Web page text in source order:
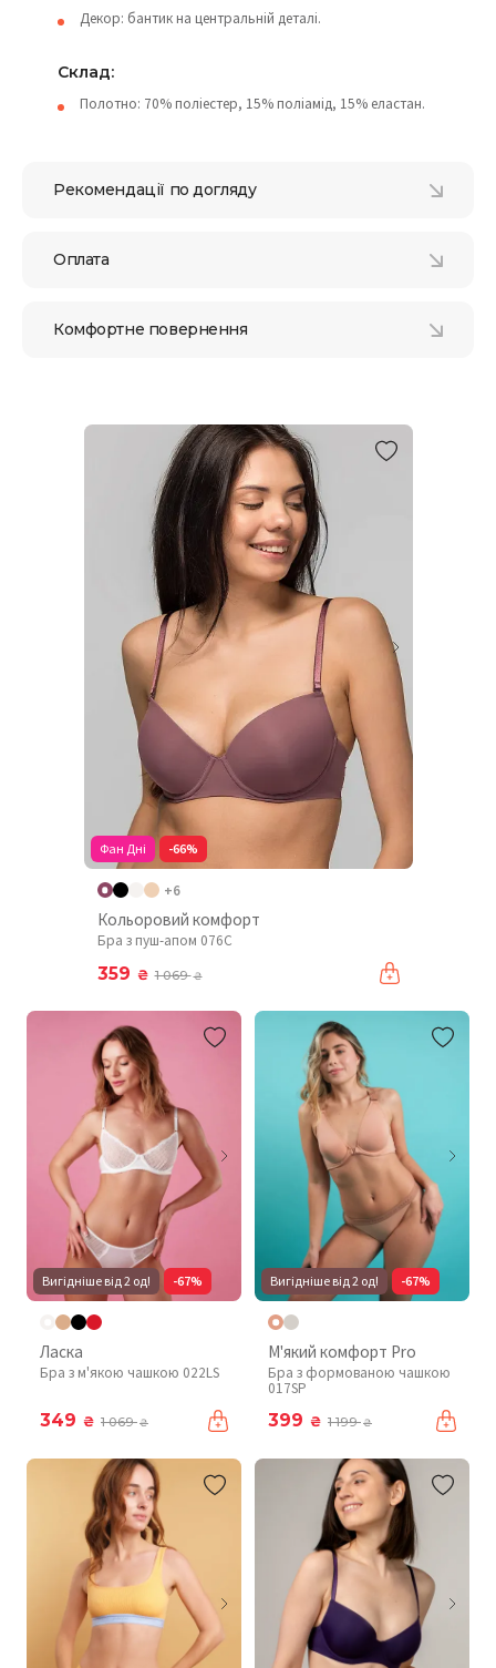
Декор: бантик на центральній деталі.
Склад:
Полотно: 70% поліестер, 15% поліамід, 15% еластан.
Рекомендації по догляду
Оплата
Комфортне повернення
Фан Дні -66%
+6
Кольоровий комфорт
Бра з пуш-апом 076C
359 ₴ 1 069₴
Вигідніше від 2 од! -67%
Ласка
Бра з м'якою чашкою 022LS
349 ₴ 1 069₴
Вигідніше від 2 од! -67%
М'який комфорт Pro
Бра з формованою чашкою
017SP
399 ₴ 1 199₴